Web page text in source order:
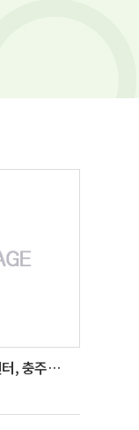
충주시자원봉사센터, 충주시장애인다사랑센터 '하반기 자원…